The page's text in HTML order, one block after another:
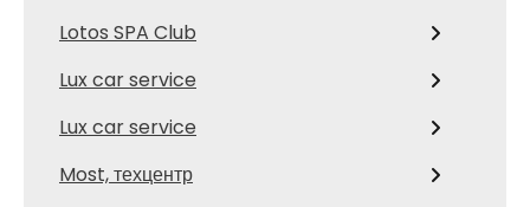
Lotos SPA Club
Lux car service
Lux car service
Most, техцентр